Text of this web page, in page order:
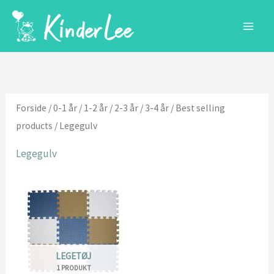
Forside /0-1 år / 1-2 år / 2-3 år / 3-4 år / Best selling
products / Legegulv
Legegulv
LEGETØJ
1 PRODUKT